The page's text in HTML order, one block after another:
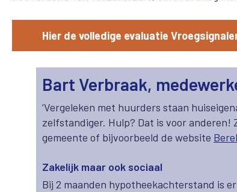
Hier de volledige evaluatie
Bart Verbraak,
‘Vergeleken met huurders staan
zelfstandiger. Hulp? Dat is voor anderen!
gemeente of bijvoorbeeld de website
Zakelijk maar ook sociaal
Bij 2 maanden hypotheekachterstand is